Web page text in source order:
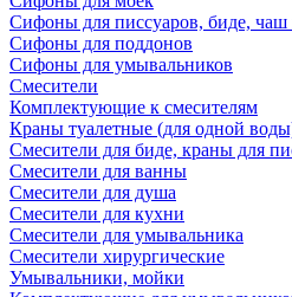
Сифоны для писсуаров, биде, чаш
Сифоны для поддонов
Сифоны для умывальников
Смесители
Комплектующие к смесителям
Краны туалетные (для одной
Смесители для биде, краны для
Смесители для ванны
Смесители для душа
Смесители для кухни
Смесители для умывальника
Смесители хирургические
Умывальники, мойки